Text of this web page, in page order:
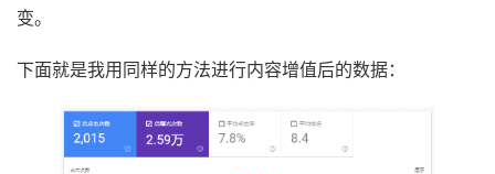
变。
下面就是我用同样的方法进行内容增值后的数据：